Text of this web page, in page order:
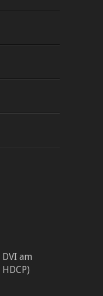
am